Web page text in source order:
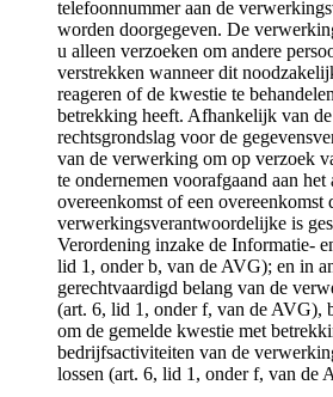
telefoonnummer aan de
worden doorgegeven. De
u alleen verzoeken om andere
verstrekken wanneer dit
reageren of de kwestie te
betrekking heeft. Afhankelijk van
rechtsgrondslag voor de
van de verwerking om op verzoek
te ondernemen voorafgaand aan het
overeenkomst of een overeenkomst
verwerkingsverantwoordelijke is
Verordening inzake de Informatie-
lid 1, onder b, van de AVG); en in
gerechtvaardigd belang van de
(art. 6, lid 1, onder f, van de AVG),
om de gemelde kwestie met
bedrijfsactiviteiten van de
lossen (art. 6, lid 1, onder f, van de